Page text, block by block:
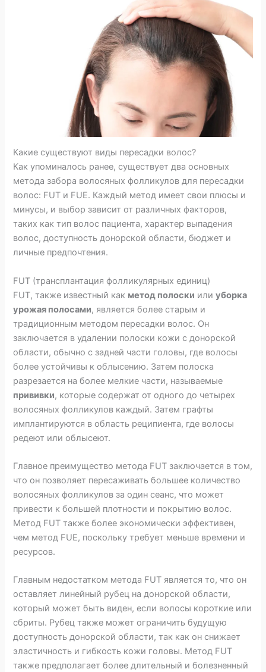
Какие существуют виды пересадки волос?
Как упоминалось ранее, существует два основных
метода забора волосяных фолликулов для пересадки
волос: FUT и FUE. Каждый метод имеет свои плюсы и
минусы, и выбор зависит от различных факторов,
таких как тип волос пациента, характер выпадения
волос, доступность донорской области, бюджет и
личные предпочтения.
FUT (трансплантация фолликулярных единиц)
FUT, также известный как метод полоски илиуборка
урожая полосами, является более старым и
традиционным методом пересадки волос. Он
заключается в удалении полоски кожи с донорской
области, обычно с задней части головы, где волосы
более устойчивы к облысению. Затем полоска
разрезается на более мелкие части, называемые
прививки, которые содержат от одного до четырех
волосяных фолликулов каждый. Затем графты
имплантируются в область реципиента, где волосы
редеют или облысеют.
Главное преимущество метода FUT заключается в том,
что он позволяет пересаживать большее количество
волосяных фолликулов за один сеанс, что может
привести к большей плотности и покрытию волос.
Метод FUT также более экономически эффективен,
чем метод FUE, поскольку требует меньше времени и
ресурсов.
Главным недостатком метода FUT является то, что он
оставляет линейный рубец на донорской области,
который может быть виден, если волосы короткие или
сбриты. Рубец также может ограничить будущую
доступность донорской области, так как он снижает
эластичность и гибкость кожи головы. Метод FUT
также предполагает более длительный и болезненный